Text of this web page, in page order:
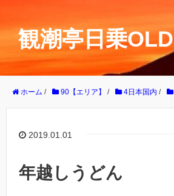
観潮亭日乗OLD
ホーム / 90【エリア】 / 4日本国内 /
2019.01.01
年越しうどん